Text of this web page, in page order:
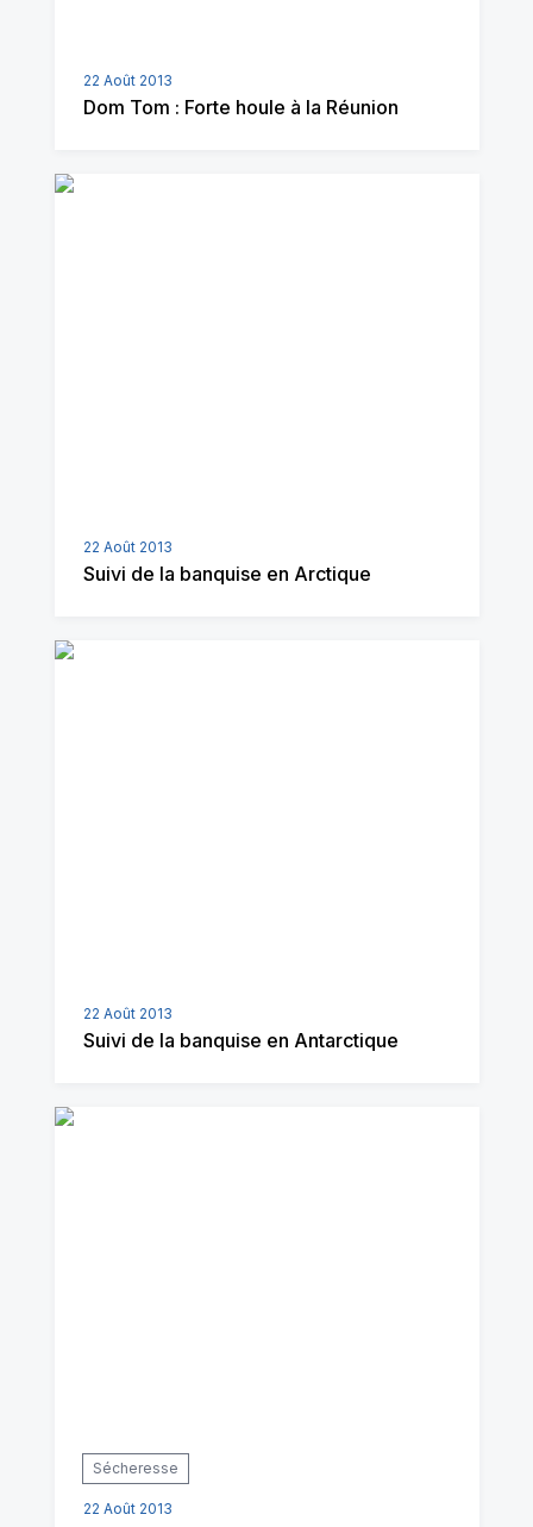
22 Août 2013
Dom Tom : Forte houle à la Réunion
22 Août 2013
Suivi de la banquise en Arctique
22 Août 2013
Suivi de la banquise en Antarctique
Sécheresse
22 Août 2013